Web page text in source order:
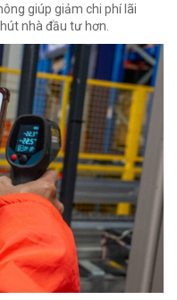
giúp giảm chi phí lãi
nhà đầu tư hơn.